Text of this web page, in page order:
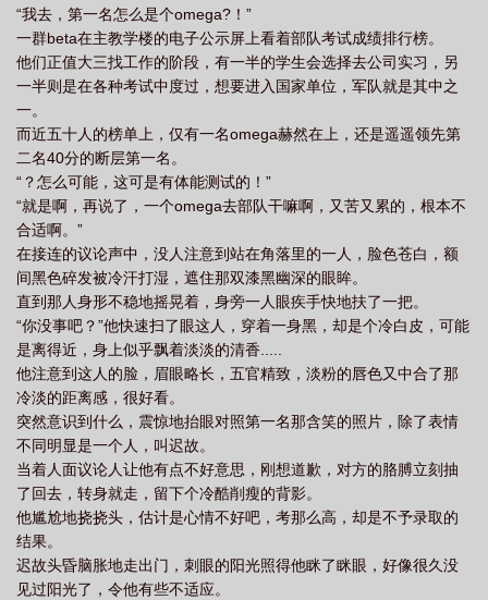
冷受甜 清冷钓系受的 清冷受定义
您。”
“我去，第一名怎么是个omega?！”
一群beta在主教学楼的电子公示屏上看着部队考试成绩排行榜。
他们正值大三找工作的阶段，有一半的学生会选择去公司实习，另
一半则是在各种考试中度过，想要进入国家单位，军队就是其中之
一。
而近五十人的榜单上，仅有一名omega赫然在上，还是遥遥领先第
二名40分的断层第一名。
“？怎么可能，这可是有体能测试的！”
“就是啊，再说了，一个omega去部队干嘛啊，又苦又累的，根本不
合适啊。”
在接连的议论声中，没人注意到站在角落里的一人，脸色苍白，额
间黑色碎发被冷汗打湿，遮住那双漆黑幽深的眼眸。
直到那人身形不稳地摇晃着，身旁一人眼疾手快地扶了一把。
“你没事吧？”他快速扫了眼这人，穿着一身黑，却是个冷白皮，可能
是离得近，身上似乎飘着淡淡的清香.....
他注意到这人的脸，眉眼略长，五官精致，淡粉的唇色又中合了那
冷淡的距离感，很好看。
突然意识到什么，震惊地抬眼对照第一名那含笑的照片，除了表情
不同明显是一个人，叫迟故。
当着人面议论人让他有点不好意思，刚想道歉，对方的胳膊立刻抽
了回去，转身就走，留下个冷酷削瘦的背影。
他尴尬地挠挠头，估计是心情不好吧，考那么高，却是不予录取的
结果。
迟故头昏脑胀地走出门，刺眼的阳光照得他眯了眯眼，好像很久没
见过阳光了，令他有些不适应。